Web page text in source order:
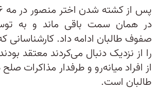
در همان سمت باقی ماند و به
صفوف طالبان ادامه داد. کارشناسانی
را از نزدیک دنبال می‌کردند معتقد
از افراد میانه‌رو و طرفدار مذاکرات
طالبان است.